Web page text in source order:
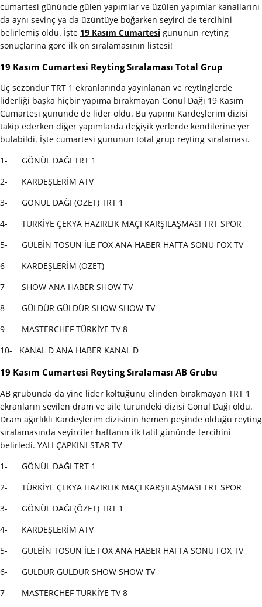
cumartesi gününde gülen yapımlar ve üzülen yapımlar kanallarını
da aynı sevinç ya da üzüntüye boğarken seyirci de tercihini
belirlemiş oldu. İşte 19 Kasım Cumartesi gününün reyting
sonuçlarına göre ilk on sıralamasının listesi!
19 Kasım Cumartesi Reyting Sıralaması Total Grup
Üç sezondur TRT 1 ekranlarında yayınlanan ve reytinglerde
liderliği başka hiçbir yapıma bırakmayan Gönül Dağı 19 Kasım
Cumartesi gününde de lider oldu. Bu yapımı Kardeşlerim dizisi
takip ederken diğer yapımlarda değişik yerlerde kendilerine yer
bulabildi. İşte cumartesi gününün total grup reyting sıralaması.
1- GÖNÜL DAĞI TRT 1
2- KARDEŞLERİM ATV
3- GÖNÜL DAĞI (ÖZET) TRT 1
4- TÜRKİYE ÇEKYA HAZIRLIK MAÇI KARŞILAŞMASI TRT SPOR
5- GÜLBİN TOSUN İLE FOX ANA HABER HAFTA SONU FOX TV
6- KARDEŞLERİM (ÖZET)
7- SHOW ANA HABER SHOW TV
8- GÜLDÜR GÜLDÜR SHOW SHOW TV
9- MASTERCHEF TÜRKİYE TV 8
10- KANAL D ANA HABER KANAL D
19 Kasım Cumartesi Reyting Sıralaması AB Grubu
AB grubunda da yine lider koltuğunu elinden bırakmayan TRT 1
ekranların sevilen dram ve aile türündeki dizisi Gönül Dağı oldu.
Dram ağırlıklı Kardeşlerim dizisinin hemen peşinde olduğu reyting
sıralamasında seyirciler haftanın ilk tatil gününde tercihini
belirledi. YALI ÇAPKINI STAR TV
1- GÖNÜL DAĞI TRT 1
2- TÜRKİYE ÇEKYA HAZIRLIK MAÇI KARŞILAŞMASI TRT SPOR
3- GÖNÜL DAĞI (ÖZET) TRT 1
4- KARDEŞLERİM ATV
5- GÜLBİN TOSUN İLE FOX ANA HABER HAFTA SONU FOX TV
6- GÜLDÜR GÜLDÜR SHOW SHOW TV
7- MASTERCHEF TÜRKİYE TV 8